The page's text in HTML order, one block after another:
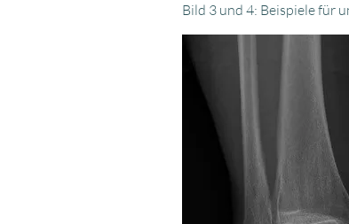
Bild 3 und 4: Beispiele für